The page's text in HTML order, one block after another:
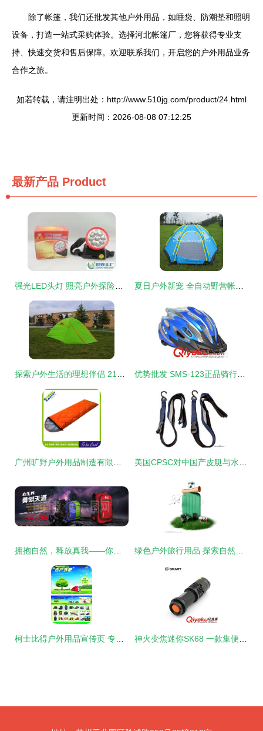
除了帐篷，我们还批发其他户外用品，如睡袋、防潮垫和照明
设备，打造一站式采购体验。选择河北帐篷厂，您将获得专业支
持、快速交货和售后保障。欢迎联系我们，开启您的户外用品业务
合作之旅。
如若转载，请注明出处：http://www.510jg.com/product/24.html
更新时间：2026-08-08 07:12:25
最新产品 Product